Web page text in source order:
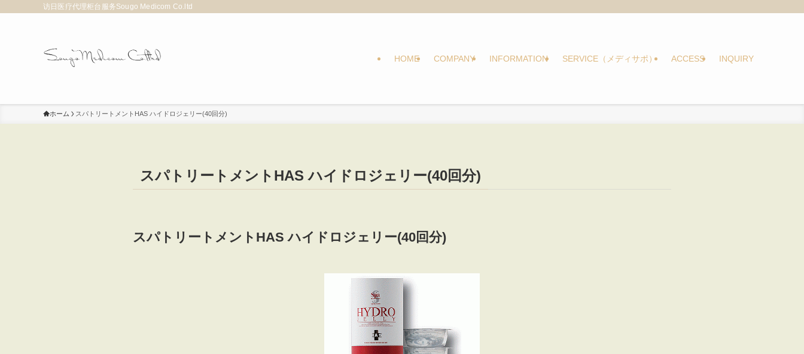
访日医疗代理柜台服务Sougo Medicom Co.ltd
HOME COMPANY INFORMATION SERVICE（メディサポ） ACCESS INQUIRY
ホーム スパトリートメントHAS ハイドロジェリー(40回分)
スパトリートメントHAS ハイドロジェリー(40回分)
スパトリートメントHAS ハイドロジェリー(40回分)